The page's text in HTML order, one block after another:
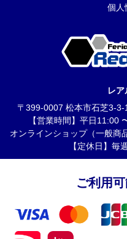
個人
レ
〒399-0007 松本市石芝3-
【営業時間】平日
オンラインショップ（一般商
【定休日】毎
ご利用